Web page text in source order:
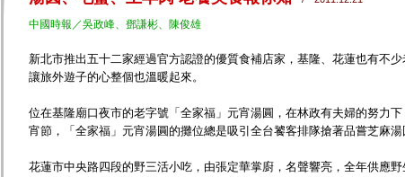
中國時報／吳政峰、鄧謙彬、陳俊雄
新北市推出五十二家經過官方認證的優質食補店家，基隆、花蓮也有不
讓旅外遊子的心整個也溫暖起來。
位在基隆廟口夜市的老字號「全家福」元宵湯圓，在林政有夫婦的努力
宵節，「全家福」元宵湯圓的攤位總是吸引全台饕客排隊搶著品嘗芝麻湯
花蓮市中央路四段的野三活小吃，由張定華掌廚，名聲響亮，全年供應